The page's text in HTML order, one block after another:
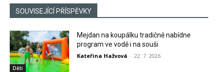
SOUVISEJÍCÍ PŘÍSPĚVKY
Děti
Mejdan na koupálku tradičně nabídne
program ve vodě i na souši
Kateřina Hažvová - 22. 7. 2026